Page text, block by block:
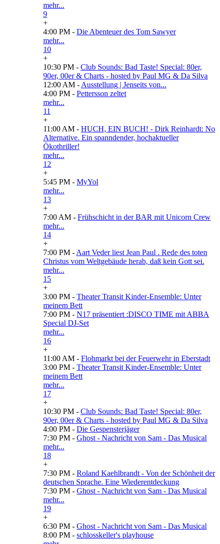
mehr...
9
+
4:00 PM - Die Abenteuer des Tom Sawyer
mehr...
10
+
10:30 PM - Club Sounds: Bad Taste! Special: 80er,
90er, 00er & Charts - hosted by Paul MG & Da Silva
12:00 AM - Ausstellung | Jenseits von...
4:00 PM - Pettersson zeltet
mehr...
11
+
11:00 AM - HUCH, EIN BUCH! - Dirk Reinhardt: No
Alternative. Ein spanndender, hochaktueller
Ökothriller!
mehr...
12
+
5:45 PM - MyYol
mehr...
13
+
7:00 AM - Frühschicht in der BAR mit Unicorn Crew
mehr...
14
+
7:00 PM - Aart Veder liest Jean Paul . Rede des toten
Christus vom Weltgebäude herab, daß kein Gott sei.
mehr...
15
+
3:00 PM - Theater Transit Kinder-Ensemble: Unter
meinem Bett
7:00 PM - N17 präsentiert :DISCO TIME mit ABBA
Special DJ-Set
mehr...
16
+
11:00 AM - Flohmarkt bei der Feuerwehr in Eberstadt
3:00 PM - Theater Transit Kinder-Ensemble: Unter
meinem Bett
mehr...
17
+
10:30 PM - Club Sounds: Bad Taste! Special: 80er,
90er, 00er & Charts - hosted by Paul MG & Da Silva
4:00 PM - Die Gespensterjäger
7:30 PM - Ghost - Nachricht von Sam - Das Musical
mehr...
18
+
7:30 PM - Roland Kaehlbrandt - Von der Schönheit der
deutschen Sprache. Eine Wiederentdeckung
7:30 PM - Ghost - Nachricht von Sam - Das Musical
mehr...
19
+
6:30 PM - Ghost - Nachricht von Sam - Das Musical
8:00 PM - schlosskeller's playhouse